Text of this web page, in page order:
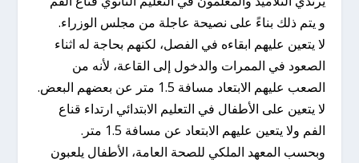
و يتم ذلك بناءً على نصيحة عاجلة من مجلس الوزراء.
لا يتعين عليهم ابقاءه في الفصل، لكنهم بحاجة له اثناء
الصعود في الممرات والدخول إلى القاعة، لأنه من
الصعب عليهم الابتعاد مسافة 1.5 متر عن بعضهم البعض.
لا يتعين على الأطفال في التعليم الابتدائي ارتداء قناع
الفم ولا يتعين عليهم الابتعاد عن مسافة 1.5 متر.
وبحسب المعهد الملكي للصحة العامة، الأطفال يلعبون